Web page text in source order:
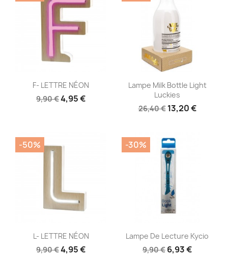
 Aperçu rapide
F- LETTRE NÉON
9,90 €4,95 €
Aperçu rapide
Lampe Milk Bottle Light
Luckies
26,40 € 13,20 €
 Aperçu rapide
L- LETTRE NÉON
9,90 €4,95 €
-50%
Aperçu rapide
Lampe De Lecture Kycio
9,90 € 6,93 €
-30%